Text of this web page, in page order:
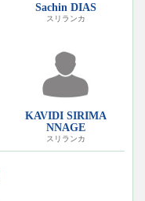
Sachin DIAS
スリランカ
KAVIDI SIRIMA
NNAGE
スリランカ